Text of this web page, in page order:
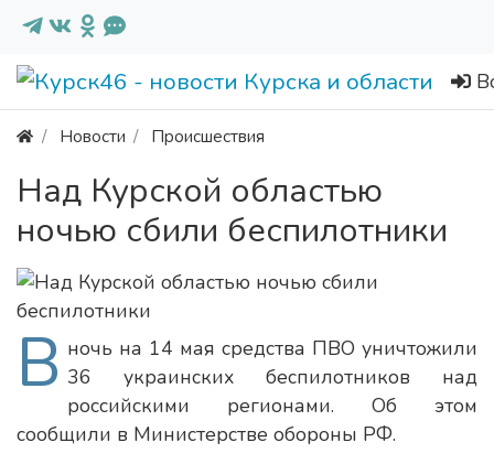
Новости Происшествия
Над Курской областью
ночью сбили беспилотники
В ночь на 14 мая средства ПВО уничтожили
36 украинских беспилотников над
российскими регионами. Об этом
сообщили в Министерстве обороны РФ.